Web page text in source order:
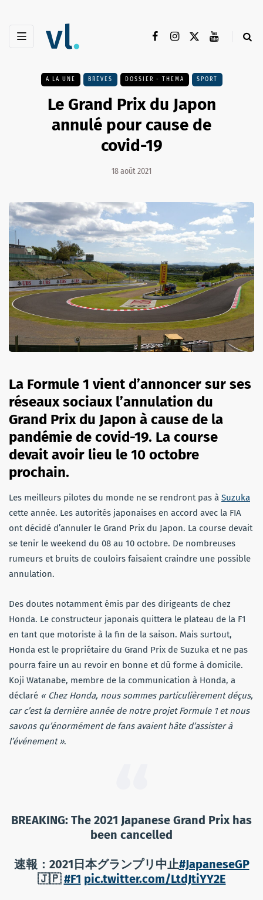
A LA UNE BRÈVES DOSSIER - THEMA SPORT
Le Grand Prix du Japon
annulé pour cause de
covid-19
18 août 2021
La Formule 1 vient d’annoncer sur ses
réseaux sociaux l’annulation du
Grand Prix du Japon à cause de la
pandémie de covid-19. La course
devait avoir lieu le 10 octobre
prochain.
Les meilleurs pilotes du monde ne se rendront pas à Suzuka
cette année. Les autorités japonaises en accord avec la FIA
ont décidé d’annuler le Grand Prix du Japon. La course devait
se tenir le weekend du 08 au 10 octobre. De nombreuses
rumeurs et bruits de couloirs faisaient craindre une possible
annulation.
Des doutes notamment émis par des dirigeants de chez
Honda. Le constructeur japonais quittera le plateau de la F1
en tant que motoriste à la fin de la saison. Mais surtout,
Honda est le propriétaire du Grand Prix de Suzuka et ne pas
pourra faire un au revoir en bonne et dû forme à domicile.
Koji Watanabe, membre de la communication à Honda, a
déclaré « Chez Honda, nous sommes particulièrement déçus,
car c’est la dernière année de notre projet Formule 1 et nous
savons qu’énormément de fans avaient hâte d’assister à
l’événement ».
BREAKING: The 2021 Japanese Grand Prix has
been cancelled
速報：2021日本グランプリ中止#JapaneseGP
🇯🇵#F1 pic.twitter.com/LtdJtiYY2E